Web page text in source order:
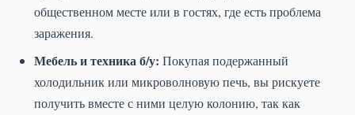
общественном месте или в гостях, где есть проблема
заражения.
Мебель и техника б/у: Покупая подержанный
холодильник или микроволновую печь, вы рискуете
получить вместе с ними целую колонию, так как